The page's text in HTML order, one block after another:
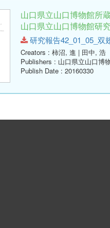
山口県立山口博物館所
山口県立山口博物館研
研究報告42_01_05_双
Creators : 柿沼, 進 | 田中, 浩
Publishers : 山口県立山口博
Publish Date : 20160330